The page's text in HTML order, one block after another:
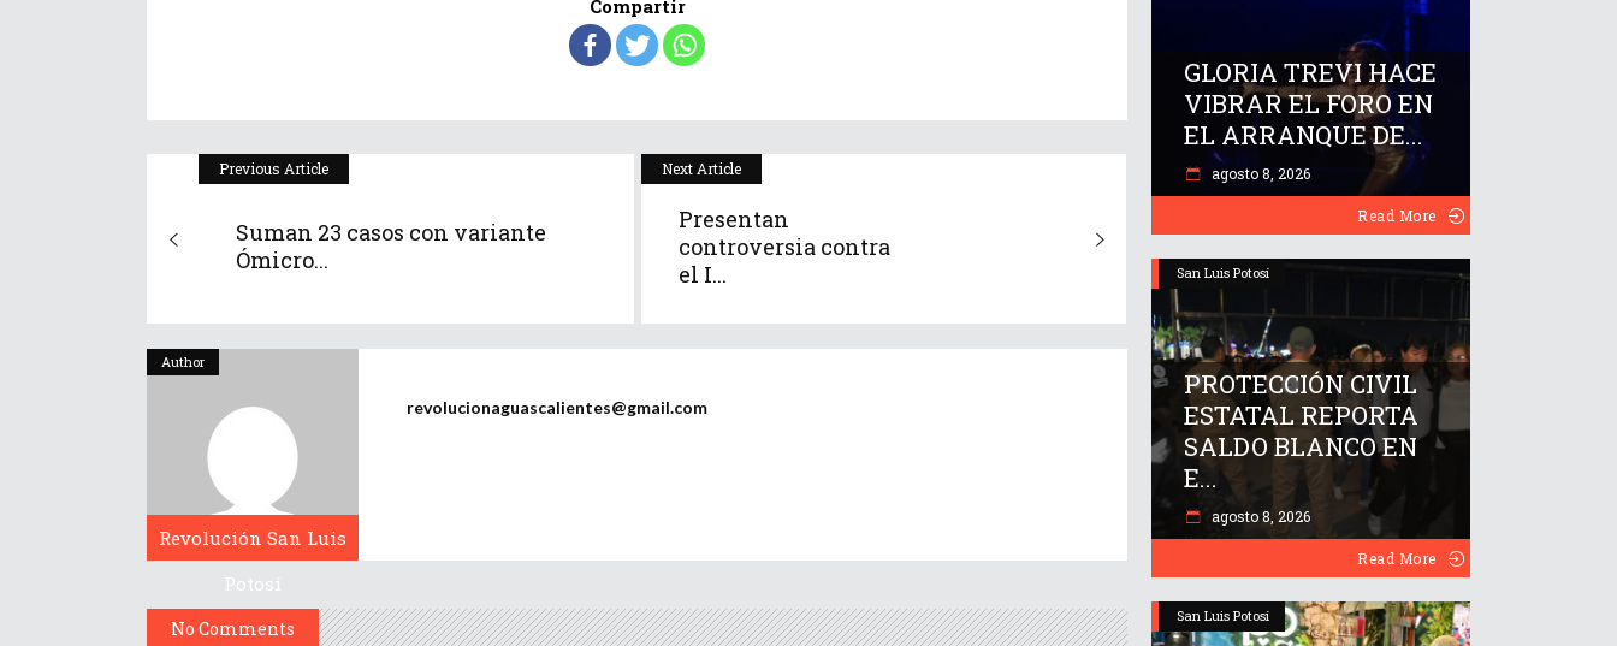
Compartir
Previous Article
Suman 23 casos con variante
Ómicro...
Next Article
Presentan
controversia contra
el I...
Author
Revolución San Luis
Potosí
revolucionaguascalientes@gmail.com
No Comments
GLORIA TREVI HACE
VIBRAR EL FORO EN
EL ARRANQUE DE...
agosto 8, 2026
Read More
San Luis Potosí
PROTECCIÓN CIVIL
ESTATAL REPORTA
SALDO BLANCO EN
E...
agosto 8, 2026
Read More
San Luis Potosí